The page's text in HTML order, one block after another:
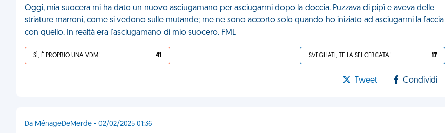
Oggi, mia suocera mi ha dato un nuovo asciugamano per asciugarmi dopo la doccia. Puzzava di pipì e aveva delle
striature marroni, come si vedono sulle mutande; me ne sono accorto solo quando ho iniziato ad asciugarmi la faccia
con quello. In realtà era l'asciugamano di mio suocero. FML
SÌ, È PROPRIO UNA VDM! 41 SVEGLIATI, TE LA SEI CERCATA! 17
Tweet Condividi
Da MénageDeMerde - 02/02/2025 01:36